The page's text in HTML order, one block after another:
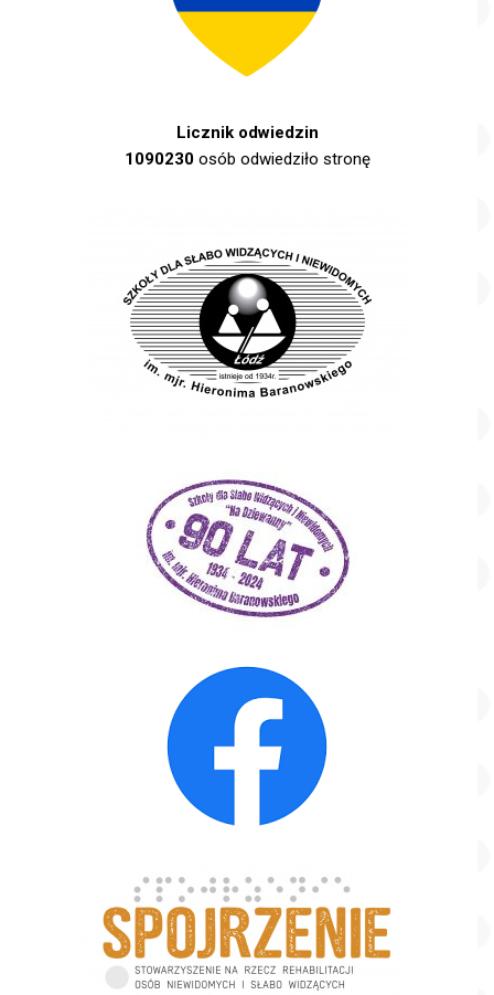
Licznik odwiedzin
1090230osób odwiedziło stronę